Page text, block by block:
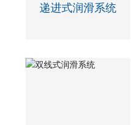
递进式润滑系统